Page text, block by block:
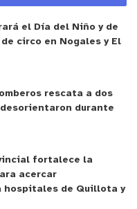
el Día del Niño y de
circo en Nogales y El
rescata a dos
desorientaron durante
fortalece la
acercar
hospitales de Quillota y